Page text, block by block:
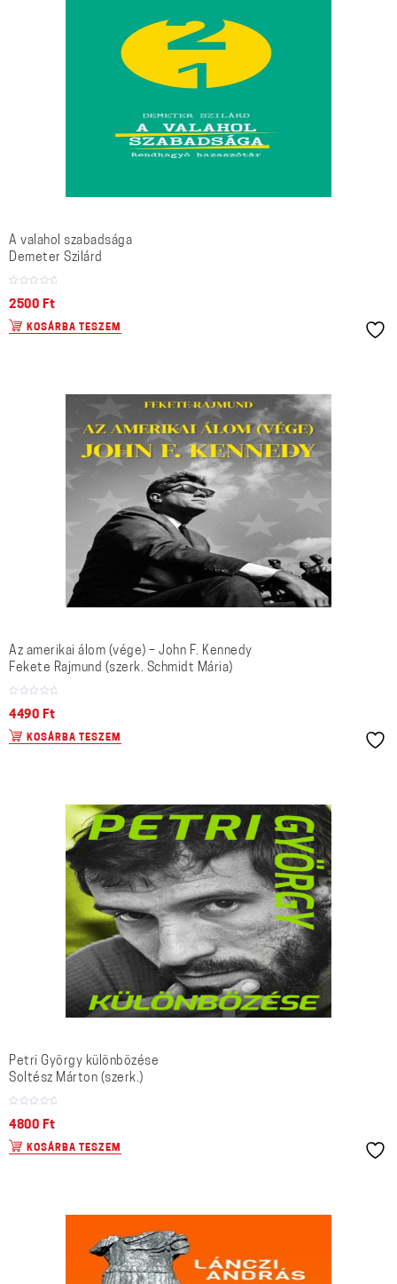
A valahol szabadsága
Demeter Szilárd
2500 Ft
KOSÁRBA TESZEM
Az amerikai álom (vége) – John F. Kennedy
Fekete Rajmund (szerk. Schmidt Mária)
4490 Ft
KOSÁRBA TESZEM
Petri György különbözése
Soltész Márton (szerk.)
4800 Ft
KOSÁRBA TESZEM